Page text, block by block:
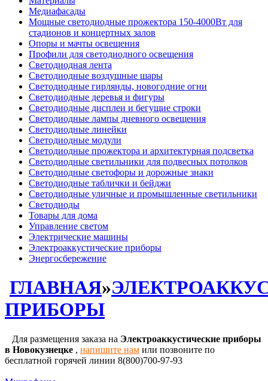
Медиафасады
Мощные светодиодные прожектора 150-4000Вт для
стадионов и концертных залов
Опоры и мачты освещения
Профили для светодиодного освещения
Светодиодная лента
Светодиодные воздушные шары
Светодиодные гирлянды, новогодние огни
Светодиодные деревья и фигуры
Светодиодные дисплеи и бегущие строки
Светодиодные лампы дневного освещения
Светодиодные линейки
Светодиодные модули
Светодиодные прожектора и архитектурная подсветка
Светодиодные светильники для подвесных потолков
Светодиодные светофоры и дорожные знаки
Светодиодные таблички и бейджи
Светодиодные уличные и промышленные светильники
Светодиоды
Товары для дома
Управление светом
Электрические машины
Электроаккустические приборы
Энергосбережение
ГЛАВНАЯ»
ПРИБОРЫ
Для размещения заказа на Электроаккустические приборы
в Новокузнецке , напишите нам или позвоните по
бесплатной горячей линии 8(800)700-97-93